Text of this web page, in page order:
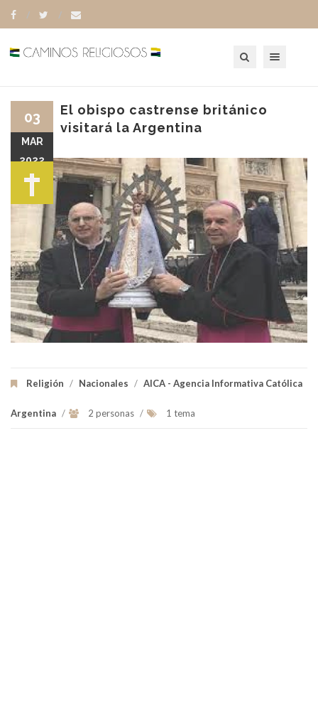
El obispo castrense británico
visitará la Argentina
Religión / Nacionales / AICA - Agencia Informativa Católica
Argentina / 2 personas / 1 tema
03
MAR
2022